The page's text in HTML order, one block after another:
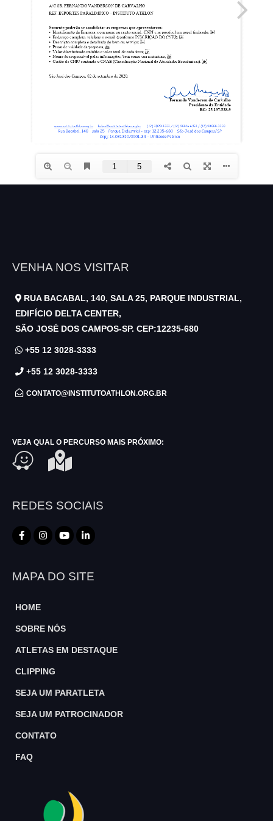
VENHA NOS VISITAR
RUA BACABAL, 140, SALA 25, PARQUE INDUSTRIAL,
EDIFÍCIO DELTA CENTER,
SÃO JOSÉ DOS CAMPOS-SP. CEP:12235-680
+55 12 3028-3333
+55 12 3028-3333
CONTATO@INSTITUTOATHLON.ORG.BR
VEJA QUAL O PERCURSO MAIS PRÓXIMO:
REDES SOCIAIS
MAPA DO SITE
HOME
SOBRE NÓS
ATLETAS EM DESTAQUE
CLIPPING
SEJA UM PARATLETA
SEJA UM PATROCINADOR
CONTATO
FAQ